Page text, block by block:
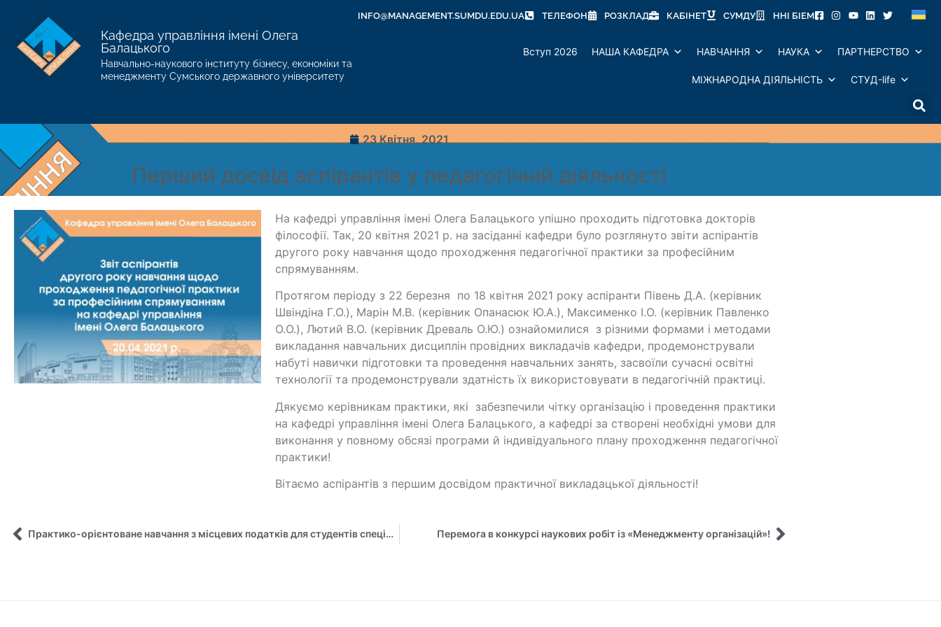
INFO@MANAGEMENT.SUMDU.EDU.UA ТЕЛЕФОН РОЗКЛАД КАБІНЕТ СУМДУ ННІ БІЕМ
Кафедра управління імені Олега
Балацького
Навчально-наукового інституту бізнесу, економіки та
менеджменту Сумського державного університету
Вступ 2026 НАША КАФЕДРА НАВЧАННЯ НАУКА ПАРТНЕРСТВО
МІЖНАРОДНА ДІЯЛЬНІСТЬ СТУД-life
23 Квітня, 2021
Перший досвід аспірантів у педагогічній діяльності
На кафедрі управління імені Олега Балацького упішно проходить підготовка докторів
філософії. Так, 20 квітня 2021 р. на засіданні кафедри було розглянуто звіти аспірантів
другого року навчання щодо проходження педагогічної практики за професійним
спрямуванням.
Протягом періоду з 22 березня по 18 квітня 2021 року аспіранти Півень Д.А. (керівник
Швіндіна Г.О.), Марін М.В. (керівник Опанасюк Ю.А.), Максименко І.О. (керівник Павленко
О.О.), Лютий В.О. (керівник Древаль О.Ю.) ознайомилися з різними формами і методами
викладання навчальних дисциплін провідних викладачів кафедри, продемонстрували
набуті навички підготовки та проведення навчальних занять, засвоїли сучасні освітні
технології та продемонстрували здатність їх використовувати в педагогічній практиці.
Дякуємо керівникам практики, які забезпечили чітку організацію і проведення практики
на кафедрі управління імені Олега Балацького, а кафедрі за створені необхідні умови для
виконання у повному обсязі програми й індивідуального плану проходження педагогічної
практики!
Вітаємо аспірантів з першим досвідом практичної викладацької діяльності!
Практико-орієнтоване навчання з місцевих податків для студентів спеціальності «Публічне управління та адміністрування» Перемога в конкурсі наукових робіт із «Менеджменту організацій»!